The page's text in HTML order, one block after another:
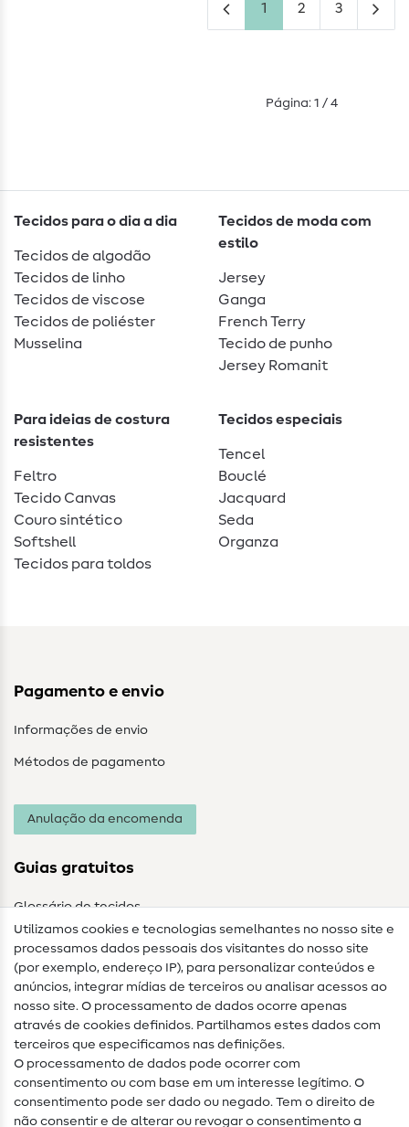
1 2 3
Página: 1 / 4
Tecidos para o dia a dia
Tecidos de algodão
Tecidos de linho
Tecidos de viscose
Tecidos de poliéster
Musselina
Tecidos de moda com
estilo
Jersey
Ganga
French Terry
Tecido de punho
Jersey Romanit
Para ideias de costura
resistentes
Feltro
Tecido Canvas
Couro sintético
Softshell
Tecidos para toldos
Tecidos especiais
Tencel
Bouclé
Jacquard
Seda
Organza
Pagamento e envio
Informações de envio
Métodos de pagamento
Anulação da encomenda
Guias gratuitos
Glossário de tecidos
Guias de costura
Ajuda e contacto
Contacto
Mudança de proprietário
Perguntas frequentes (FAQ)
Utilizamos cookies e tecnologias semelhantes no nosso site e
processamos dados pessoais dos visitantes do nosso site
(por exemplo, endereço IP), para personalizar conteúdos e
anúncios, integrar mídias de terceiros ou analisar acessos ao
nosso site. O processamento de dados ocorre apenas
através de cookies definidos. Partilhamos estes dados com
terceiros que especificamos nas definições.
O processamento de dados pode ocorrer com
consentimento ou com base em um interesse legítimo. O
consentimento pode ser dado ou negado. Tem o direito de
não consentir e de alterar ou revogar o consentimento a